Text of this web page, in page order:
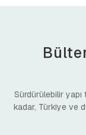
Sürdürülebilir
kadar, Türkiye ve